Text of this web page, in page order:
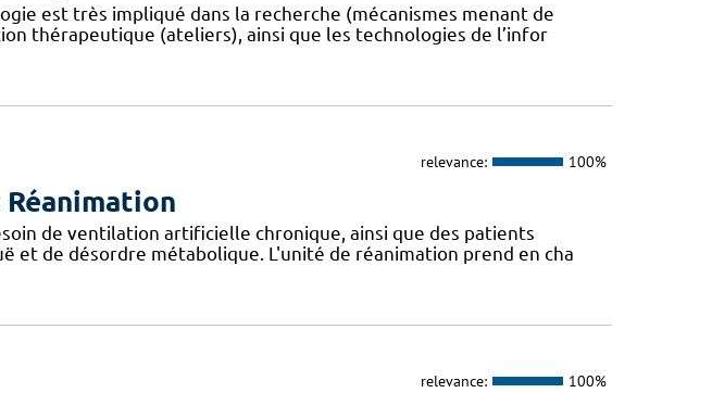
est très impliqué dans la recherche (mécanismes menant de
thérapeutique (ateliers), ainsi que les technologies de l’infor
relevance: 100%
de ventilation artificielle chronique, ainsi que des patients
et de désordre métabolique. L'unité de réanimation prend en cha
relevance: 100%